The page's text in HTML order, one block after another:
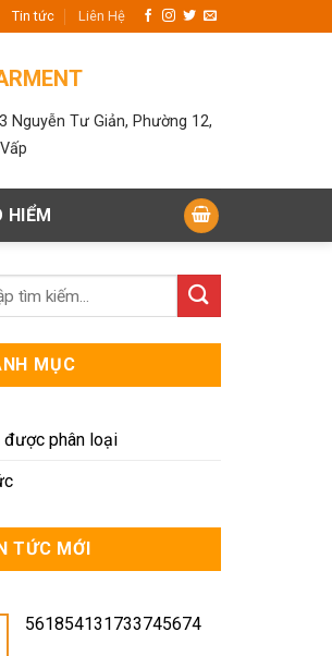
Tin tức Liên Hệ
Nguyễn Tư Giản, Phường 12,
HIỂM
MỤC
được phân loại
TỨC MỚI
561854131733745674